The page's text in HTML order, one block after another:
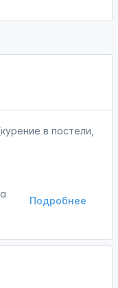
в постели,
Подробнее